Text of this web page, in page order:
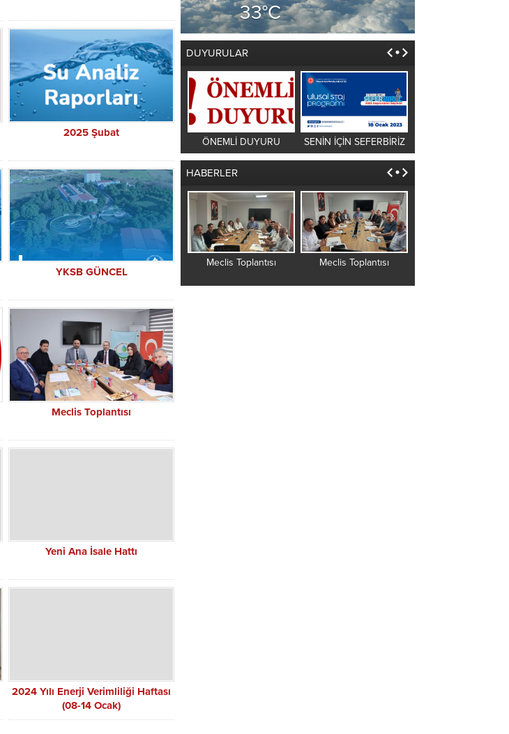
2025 Şubat
YKSB GÜNCEL
Meclis Toplantısı
Yeni Ana İsale Hattı
2024 Yılı Enerji Verimliliği Haftası
(08-14 Ocak)
33°C
DUYURULAR
ÖNEMLİ DUYURU SENİN İÇİN SEFERBİRİZ
HABERLER
Meclis Toplantısı Meclis Toplantısı Meclis Toplantısı